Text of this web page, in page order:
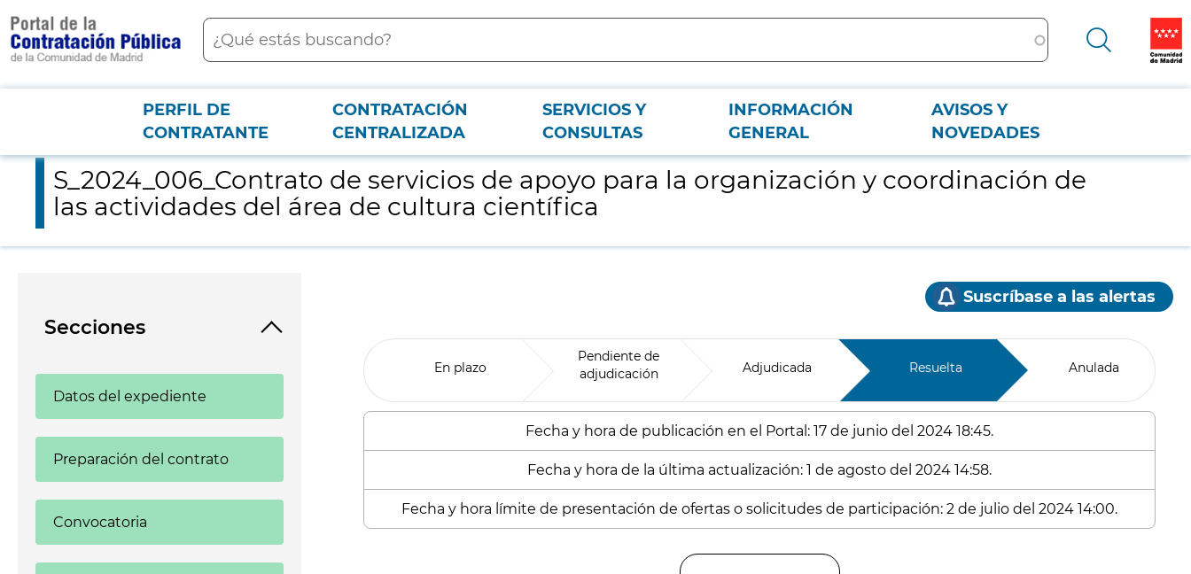
contenido
principal
Buscar
Menú PCON
PERFIL DE
CONTRATANTE
CONTRATACIÓN
CENTRALIZADA
SERVICIOS Y
CONSULTAS
INFORMACIÓN
GENERAL
AVISOS Y
NOVEDADES
S_2024_006_Contrato de servicios de apoyo para la organización y coordinación de las actividades del área de cultura científica
S_2024_006_Contrato de servicios de apoyo para la organización y coordinación de
las actividades del área de cultura científica
Secciones
Datos del expediente
Preparación del contrato
Convocatoria
Suscríbase a las alertas
En plazo
Pendiente de
adjudicación
Adjudicada Resuelta Anulada
Fecha y hora de publicación en el Portal: 17 de junio del 2024 18:45.
Fecha y hora de la última actualización: 1 de agosto del 2024 14:58.
Fecha y hora límite de presentación de ofertas o solicitudes de participación: 2 de julio del 2024 14:00.